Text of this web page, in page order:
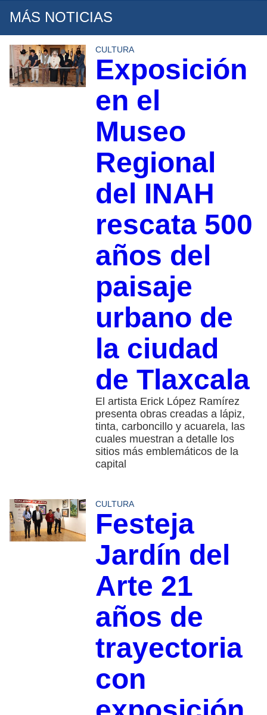
MÁS NOTICIAS
CULTURA
Exposición
en el
Museo
Regional
del INAH
rescata 500
años del
paisaje
urbano de
la ciudad
de Tlaxcala
El artista Erick López Ramírez
presenta obras creadas a lápiz,
tinta, carboncillo y acuarela, las
cuales muestran a detalle los
sitios más emblemáticos de la
capital
CULTURA
Festeja
Jardín del
Arte 21
años de
trayectoria
con